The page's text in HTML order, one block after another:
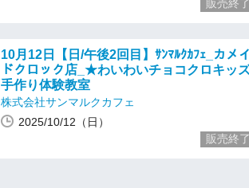
販売終了
10月12日【日/午後2回目】ｻﾝﾏﾙｸｶﾌｪ_カメイ
ドクロック店_★わいわいチョコクロキッ
手作り体験教室
株式会社サンマルクカフェ
2025/10/12（日）
販売終了